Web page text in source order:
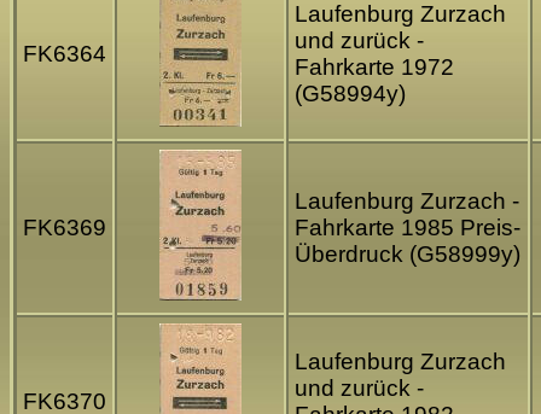
FK6364
Laufenburg Zurzach
und zurück -
Fahrkarte 1972
(G58994y)
FK6369
Laufenburg Zurzach -
Fahrkarte 1985 Preis-
Überdruck (G58999y)
FK6370
Laufenburg Zurzach
und zurück -